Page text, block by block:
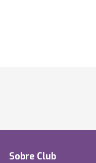
Sobre Club